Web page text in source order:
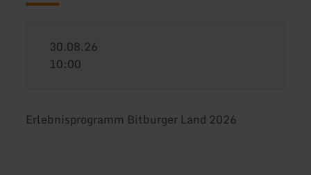
30.08.26
10:00
Erlebnisprogramm Bitburger Land 2026